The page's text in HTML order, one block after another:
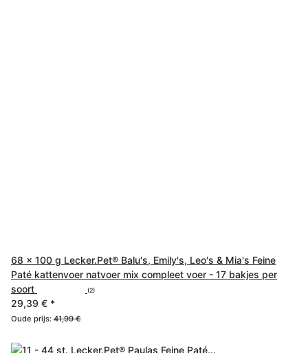
68 x 100 g Lecker.Pet® Balu's, Emily's, Leo's & Mia's Feine
Paté kattenvoer natvoer mix compleet voer - 17 bakjes per
soort
(2)
29,39 € *
Oude prijs: 41,99 €